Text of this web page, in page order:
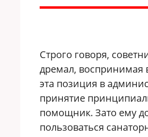
Строго говоря,
дремал, воспринимая
эта позиция в
принятие
помощник. Зато ему
пользоваться